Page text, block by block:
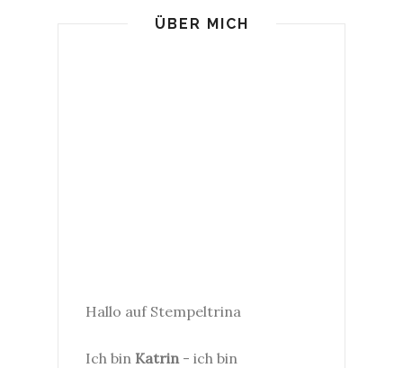
ÜBER MICH
Hallo auf Stempeltrina
Ich bin Katrin- ich bin